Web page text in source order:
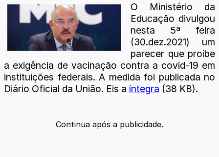
​​​​​O Ministério da
Educação divulgou
nesta 5ª feira
(30.dez.2021) um
parecer que proíbe
a exigência de vacinação contra a covid-19 em
instituições federais. A medida foi publicada no
Diário Oficial da União. Eis a íntegra (38 KB).
Continua após a publicidade.